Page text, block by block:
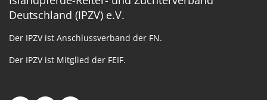
Deutschland (IPZV) e.V.
Der IPZV ist Anschlussverband der FN.
Der IPZV ist Mitglied der FEIF.